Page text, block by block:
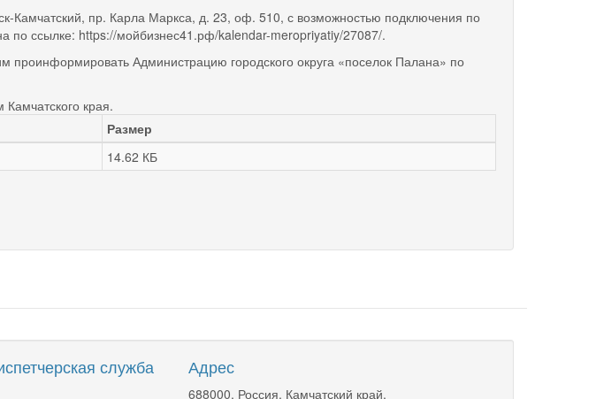
Камчатский, пр. Карла Маркса, д. 23, оф. 510, с возможностью подключения по
по ссылке: https://мойбизнес41.рф/kalendar-meropriyatiy/27087/.
проинформировать Администрацию городского округа «поселок Палана» по
края.
Размер
14.62 КБ
служба Адрес
688000, Россия, Камчатский край,